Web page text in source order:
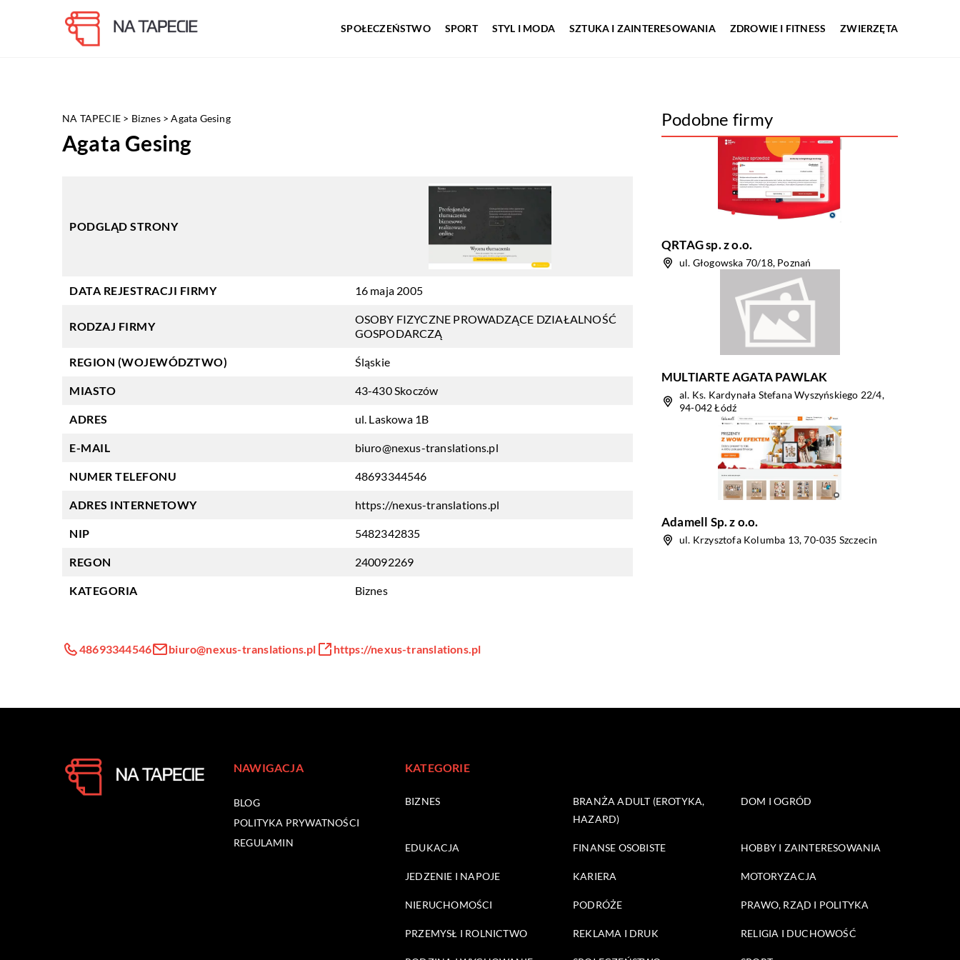
SPOŁECZEŃSTWO SPORT STYL I MODA SZTUKA I ZAINTERESOWANIA ZDROWIE I FITNESS ZWIERZĘTA
NA TAPECIE > Biznes>Agata Gesing
Agata Gesing
PODGLĄD STRONY
DATA REJESTRACJI FIRMY 16 maja 2005
RODZAJ FIRMY
OSOBY FIZYCZNE PROWADZĄCE DZIAŁALNOŚĆ
GOSPODARCZĄ
REGION (WOJEWÓDZTWO) Śląskie
MIASTO 43-430 Skoczów
ADRES ul. Laskowa 1B
E-MAIL biuro@nexus-translations.pl
NUMER TELEFONU 48693344546
ADRES INTERNETOWY https://nexus-translations.pl
NIP 5482342835
REGON 240092269
KATEGORIA Biznes
Podobne firmy
QRTAG sp. z o.o.
ul. Głogowska 70/18, Poznań
MULTIARTE AGATA PAWLAK
al. Ks. Kardynała Stefana Wyszyńskiego 22/4,
94-042 Łódź
Adamell Sp. z o.o.
ul. Krzysztofa Kolumba 13, 70-035 Szczecin
48693344546 biuro@nexus-translations.pl https://nexus-translations.pl
NAWIGACJA
BLOG
POLITYKA PRYWATNOŚCI
REGULAMIN
KATEGORIE
BIZNES
BRANŻA ADULT (EROTYKA,
HAZARD)
DOM I OGRÓD
EDUKACJA FINANSE OSOBISTE HOBBY I ZAINTERESOWANIA
JEDZENIE I NAPOJE KARIERA MOTORYZACJA
NIERUCHOMOŚCI PODRÓŻE PRAWO, RZĄD I POLITYKA
PRZEMYSŁ I ROLNICTWO REKLAMA I DRUK RELIGIA I DUCHOWOŚĆ